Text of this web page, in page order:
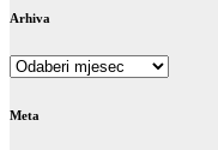
Arhiva
Arhiva
Meta